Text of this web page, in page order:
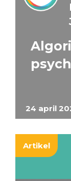
24 april
Artikel